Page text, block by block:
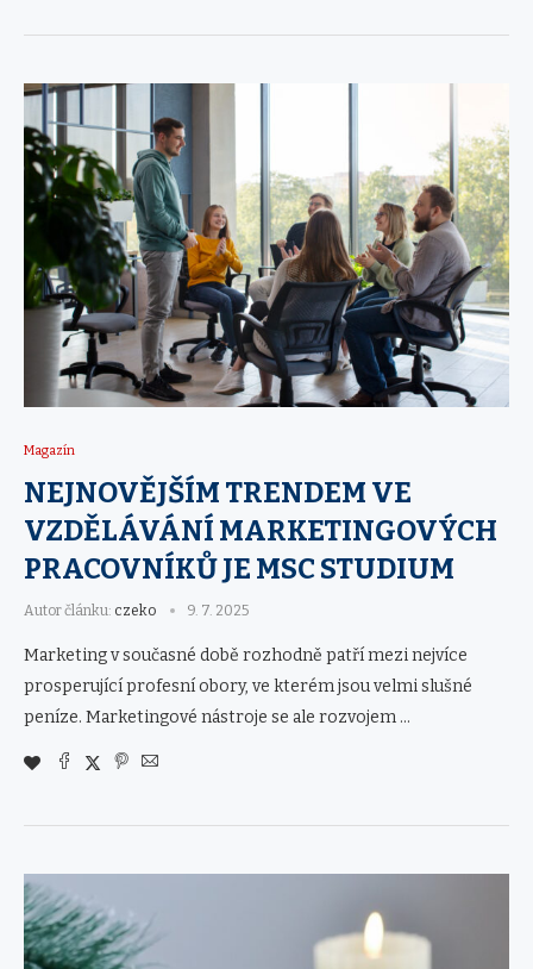
Magazín
NEJNOVĚJŠÍM TRENDEM VE
VZDĚLÁVÁNÍ MARKETINGOVÝCH
PRACOVNÍKŮ JE MSC STUDIUM
Autor článku: czeko 9. 7. 2025
Marketing v současné době rozhodně patří mezi nejvíce
prosperující profesní obory, ve kterém jsou velmi slušné
peníze. Marketingové nástroje se ale rozvojem …